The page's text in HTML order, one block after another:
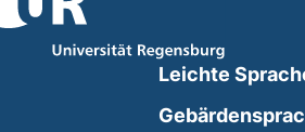
Leichte